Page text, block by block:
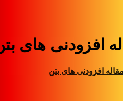
افزودنی های
افزودنی های بتن